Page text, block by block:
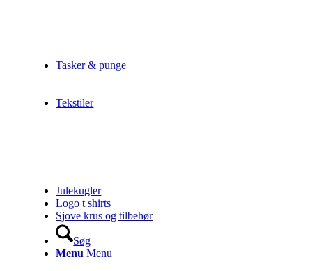
Tasker & punge
Tekstiler
Julekugler
Logo t shirts
Sjove krus og tilbehør
Søg
Menu Menu